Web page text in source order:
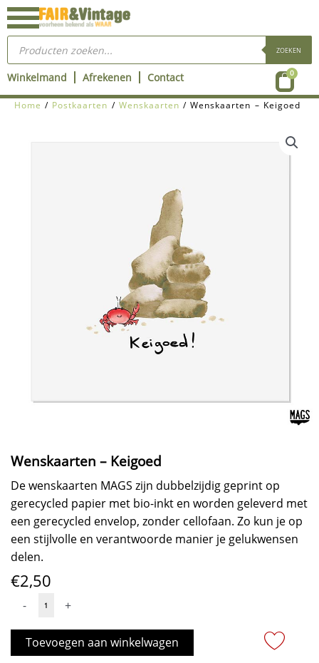
Ga
naar
inhoud
Producten
zoeken ZOEKEN
Winkelmand Afrekenen Contact 0
Home / Postkaarten / Wenskaarten / Wenskaarten – Keigoed
Wenskaarten – Keigoed
De wenskaarten MAGS zijn dubbelzijdig geprint op
gerecycled papier met bio-inkt en worden geleverd met
een gerecycled envelop, zonder cellofaan. Zo kun je op
een stijlvolle en verantwoorde manier je gelukwensen
delen.
€2,50
-
Wenskaarten
Keigoed
aantal
+
Toevoegen aan winkelwagen